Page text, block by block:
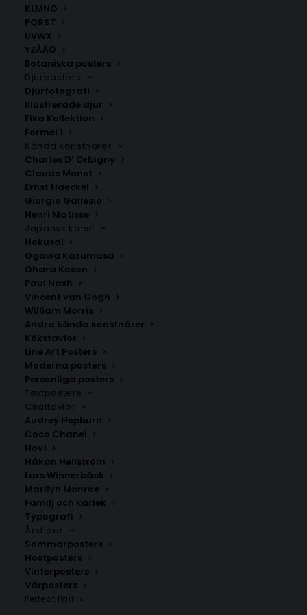
KLMNO
PQRST
UVWX
YZÅÄÖ
Botaniska posters
Djurposters
Djurfotografi
Illustrerade djur
Fika Kollektion
Formel 1
Kända konstnärer
Charles D’ Orbigny
Claude Monet
Ernst Haeckel
Giorgio Gallesio
Henri Matisse
Japansk konst
Hokusai
Ogawa Kazumasa
Ohara Koson
Paul Nash
Vincent van Gogh
William Morris
Andra kända konstnärer
Kökstavlor
Line Art Posters
Moderna posters
Personliga posters
Textposters
Citattavlor
Audrey Hepburn
Coco Chanel
Hov1
Håkan Hellström
Lars Winnerbäck
Marilyn Monroe
Familj och kärlek
Typografi
Årstider
Sommarposters
Höstposters
Vinterposters
Vårposters
Perfect Pair
Bokstavsposters
Poster med bokstaven A –
Elegant stil
Fr.99.00kr
Poster med bokstaven T –
Script stil
Fr.99.00